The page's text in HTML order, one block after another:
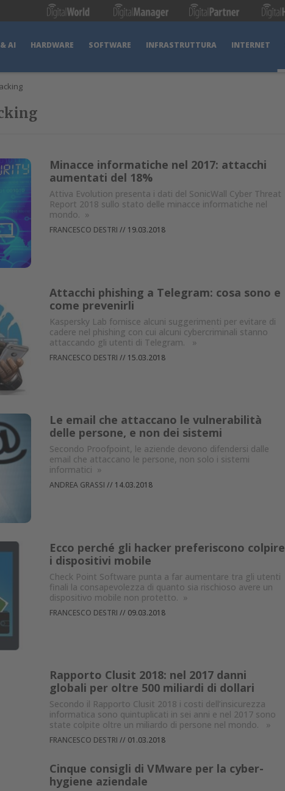
AI HARDWARE SOFTWARE INFRASTRUTTURA INTERNET
Minacce informatiche nel 2017: attacchi
aumentati del 18%
Attiva Evolution presenta i dati del SonicWall Cyber Threat
Report 2018 sullo stato delle minacce informatiche nel
mondo. »
FRANCESCO DESTRI // 19.03.2018
Attacchi phishing a Telegram: cosa sono e
come prevenirli
Kaspersky Lab fornisce alcuni suggerimenti per evitare di
cadere nel phishing con cui alcuni cybercriminali stanno
attaccando gli utenti di Telegram.
»
FRANCESCO DESTRI // 15.03.2018
Le email che attaccano le vulnerabilità
delle persone, e non dei sistemi
Secondo Proofpoint, le aziende devono difendersi dalle
email che attaccano le persone, non solo i sistemi
informatici »
ANDREA GRASSI // 14.03.2018
Ecco perché gli hacker preferiscono colpire
i dispositivi mobile
Check Point Software punta a far aumentare tra gli utenti
finali la consapevolezza di quanto sia rischioso avere un
dispositivo mobile non protetto. »
FRANCESCO DESTRI // 09.03.2018
Rapporto Clusit 2018: nel 2017 danni
globali per oltre 500 miliardi di dollari
Secondo il Rapporto Clusit 2018 i costi dell’insicurezza
informatica sono quintuplicati in sei anni e nel 2017 sono
state colpite oltre un miliardo di persone nel mondo.
»
FRANCESCO DESTRI // 01.03.2018
Cinque consigli di VMware per la cyber-
hygiene aziendale